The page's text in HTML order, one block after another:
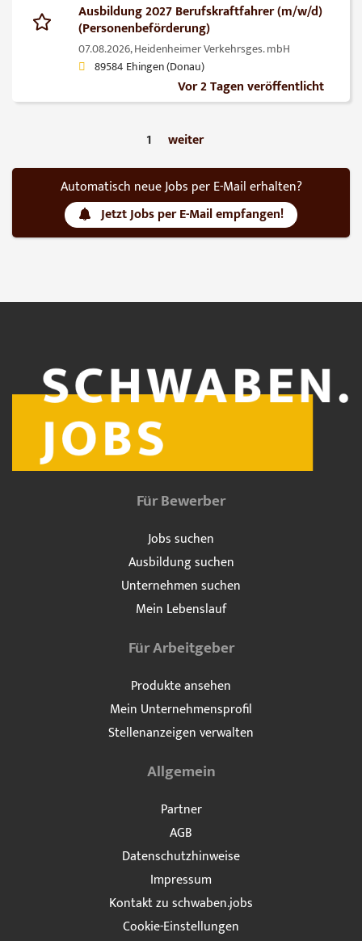
Ausbildung 2027 Berufskraftfahrer (m/w/d)
(Personenbeförderung)
07.08.2026,Heidenheimer Verkehrsges. mbH
89584 Ehingen (Donau)
Vor 2 Tagen veröffentlicht
1 weiter
Automatisch neue Jobs per E-Mail erhalten?
Jetzt Jobs per E-Mail empfangen!
Für Bewerber
Jobs suchen
Ausbildung suchen
Unternehmen suchen
Mein Lebenslauf
Für Arbeitgeber
Produkte ansehen
Mein Unternehmensprofil
Stellenanzeigen verwalten
Allgemein
Partner
AGB
Datenschutzhinweise
Impressum
Kontakt zu schwaben.jobs
Cookie-Einstellungen